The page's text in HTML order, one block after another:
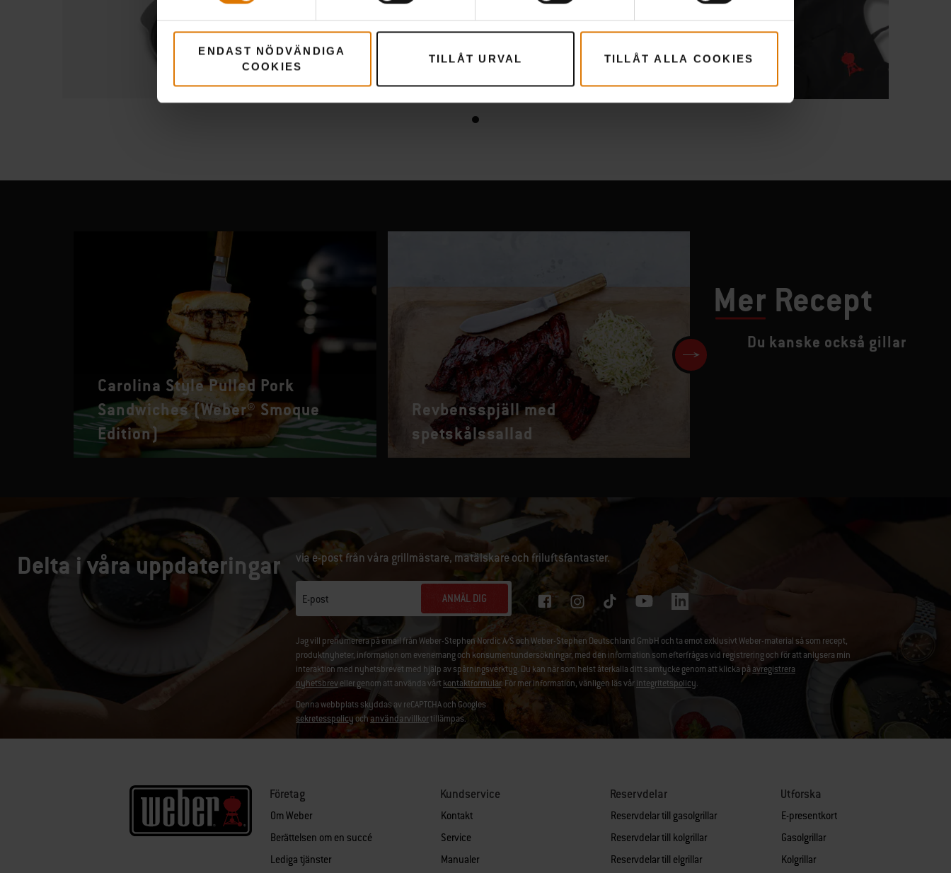
ENDAST NÖDVÄNDIGA
COOKIES
TILLÅT URVAL TILLÅT ALLA COOKIES
Mer Recept
Du kanske också gillar
Carolina Style Pulled Pork
Sandwiches (Weber® Smoque
Edition)
Revbensspjäll med
spetskålssallad
Delta i våra uppdateringar via e-post från våra grillmästare, matälskare och friluftsfantaster.
E-post ANMÄL DIG
Jag vill prenumerera på email från Weber-Stephen Nordic A/S och Weber-Stephen Deutschland GmbH och ta emot exklusivt Weber-material så som recept,
produktnyheter, information om evenemang och konsumentundersökningar, med den information som efterfrågas vid registrering och för att anlysera min
interaktion med nyhetsbrevet med hjälp av spårningsverktyg. Du kan när som helst återkalla ditt samtycke genom att klicka på avregistrera
nyhetsbreveller genom att använda vårtkontaktformulär. För mer information, vänligen läs vårintegritetspolicy.
Denna webbplats skyddas av reCAPTCHA och Googles
sekretesspolicyoch användarvillkortillämpas.
Företag
Om Weber
Berättelsen om en succé
Lediga tjänster
Kundservice
Kontakt
Service
Manualer
Reservdelar
Reservdelar till gasolgrillar
Reservdelar till kolgrillar
Reservdelar till elgrillar
Utforska
E-presentkort
Gasolgrillar
Kolgrillar